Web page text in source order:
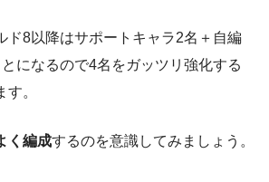
ド8以降はサポートキャラ2名＋自編
になるので4名をガッツリ強化する
。
く編成するのを意識してみましょう。